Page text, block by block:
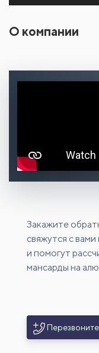
О компании
Закажите
свяжутся с
и помогут
мансарды на